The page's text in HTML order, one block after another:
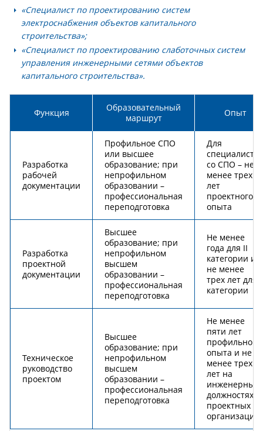
«Специалист по проектированию систем
электроснабжения объектов капитального
строительства»;
«Специалист по проектированию слаботочных систем
управления инженерными сетями объектов
капитального строительства».
Функция
Образовательный
маршрут
Опыт
Разработка
рабочей
документации
Профильное СПО
или высшее
образование; при
непрофильном
образовании –
профессиональная
переподготовка
Для
специалиста
со СПО – не
менее трех
лет
проектного
опыта
Разработка
проектной
документации
Высшее
образование; при
непрофильном
высшем
образовании –
профессиональная
переподготовка
Не менее
года для II
категории и
не менее
трех лет для I
категории
Техническое
руководство
проектом
Высшее
образование; при
непрофильном
высшем
образовании –
профессиональная
переподготовка
Не менее
пяти лет
профильного
опыта и не
менее трех
лет на
инженерных
должностях в
проектных
организациях